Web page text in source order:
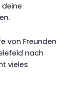
von Freunden
nach
vieles